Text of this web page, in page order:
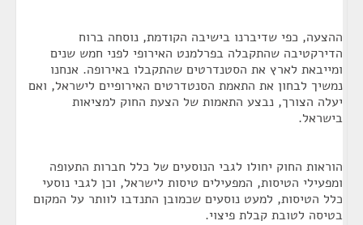
ההצעה, כפי שדיברנו בישיבה הקודמת, נוסחה ברוח
הדירקטיבה שהתקבלה בפרלמנט האירופי לפני חמש שנים
ומייבאת לארץ את הסטנדרטים שהתקבלו באירופה. אנחנו
נמשיך לבחון את התאמת הסנטדרטים האירופיים לישראל, ואם
יעלה הצורך, נבצע התאמות של הצעת החוק למציאות
בישראל.
הוראות החוק יחולו לגבי הנוסעים של כלל חברות התעופה
ומפעילי הטיסות, המפעילים טיסות לישראל, וכן לגבי נוסעי
כלל הטיסות, למעט נוסעים שכמובן התנדבו לוותר על המקום
בטיסה לטובת קבלת פיצוי.